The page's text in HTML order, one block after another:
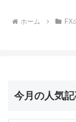
ホーム FX
今月の人気